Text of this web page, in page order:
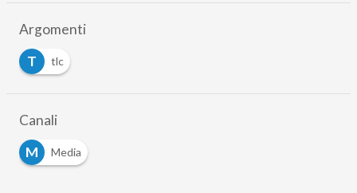
Argomenti
T
tlc
Canali
M
Media